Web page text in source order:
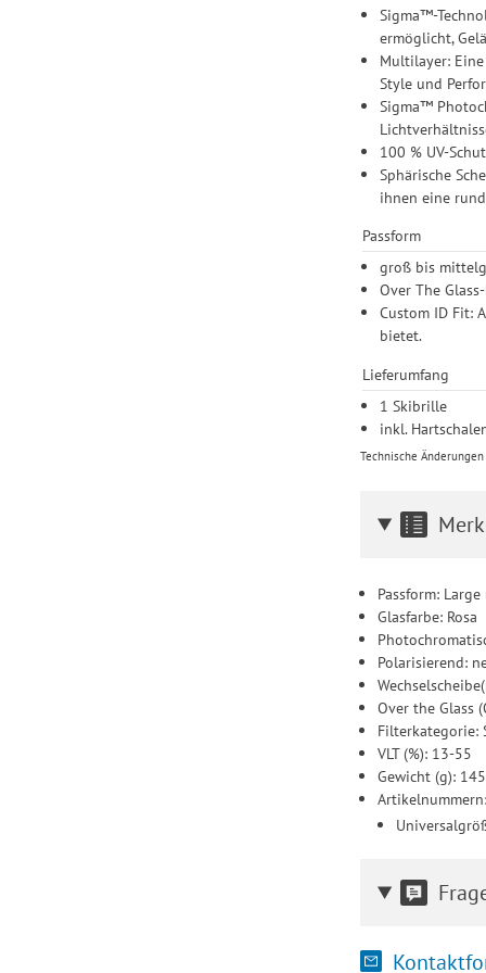
Sigma™-
ermöglicht,
Multilayer:
Style und
Sigma™
100 % UV-
Sphärische
ihnen eine
Passform
groß bis
Over The
Custom ID Fit:
bietet.
Lieferumfang
1 Skibrille
inkl.
Technische
Passform:
Glasfarbe: Rosa
Polarisierend:
Over the Glass
Filterkategorie:
VLT (%): 13-55
Gewicht (g): 145
Artikelnummern: